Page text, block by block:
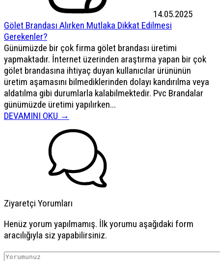
14.05.2025
Gölet Brandası Alırken Mutlaka Dikkat Edilmesi
Gerekenler?
Günümüzde bir çok firma gölet brandası üretimi
yapmaktadır. İnternet üzerinden araştırma yapan bir çok
gölet brandasına ihtiyaç duyan kullanıcılar ürününün
üretim aşamasını bilmediklerinden dolayı kandırılma veya
aldatılma gibi durumlarla kalabilmektedir. Pvc Brandalar
günümüzde üretimi yapılırken...
DEVAMINI OKU →
Ziyaretçi Yorumları
Henüz yorum yapılmamış. İlk yorumu aşağıdaki form
aracılığıyla siz yapabilirsiniz.